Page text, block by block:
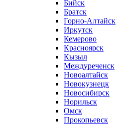
Бийск
Братск
Горно-Алтайск
Иркутск
Кемерово
Красноярск
Кызыл
Междуреченск
Новоалтайск
Новокузнецк
Новосибирск
Норильск
Омск
Прокопьевск